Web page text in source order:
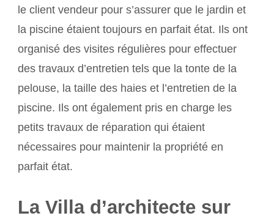
le client vendeur pour s’assurer que le jardin et
la piscine étaient toujours en parfait état. Ils ont
organisé des visites régulières pour effectuer
des travaux d’entretien tels que la tonte de la
pelouse, la taille des haies et l’entretien de la
piscine. Ils ont également pris en charge les
petits travaux de réparation qui étaient
nécessaires pour maintenir la propriété en
parfait état.
La Villa d’architecte sur